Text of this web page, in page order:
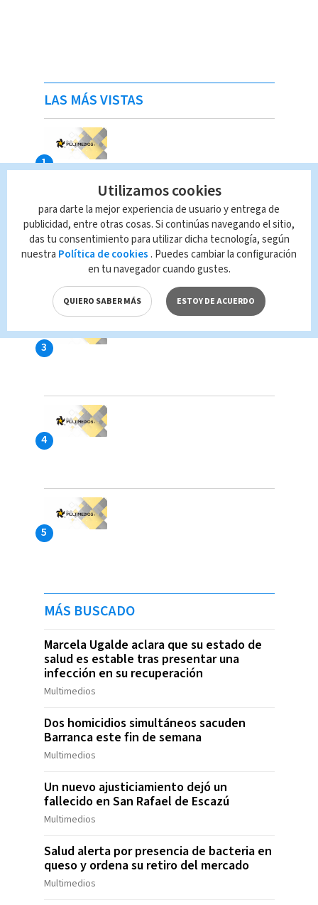
LAS MÁS VISTAS
MÁS BUSCADO
Marcela Ugalde aclara que su estado de
salud es estable tras presentar una
infección en su recuperación
Multimedios
Dos homicidios simultáneos sacuden
Barranca este fin de semana
Multimedios
Un nuevo ajusticiamiento dejó un
fallecido en San Rafael de Escazú
Multimedios
Salud alerta por presencia de bacteria en
queso y ordena su retiro del mercado
Multimedios
Utilizamos cookies
para darte la mejor experiencia de usuario y entrega de
publicidad, entre otras cosas. Si continúas navegando el sitio,
das tu consentimiento para utilizar dicha tecnología, según
nuestra Política de cookies . Puedes cambiar la configuración
en tu navegador cuando gustes.
QUIERO SABER MÁS ESTOY DE ACUERDO